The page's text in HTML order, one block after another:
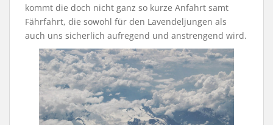
kommt die doch nicht ganz so kurze Anfahrt samt
Fährfahrt, die sowohl für den Lavendeljungen als
auch uns sicherlich aufregend und anstrengend wird.